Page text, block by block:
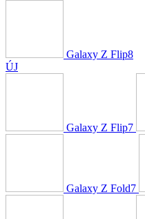
Galaxy Z Flip8
ÚJ
Galaxy Z Flip7
Galaxy Z Fold7